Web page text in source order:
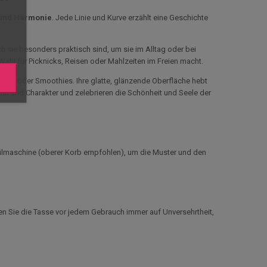
Harmonie . Jede Linie und Kurve erzählt eine Geschichte
sie besonders praktisch sind, um sie im Alltag oder bei
für Picknicks, Reisen oder Mahlzeiten im Freien macht.
oder Smoothies. Ihre glatte, glänzende Oberfläche hebt
und Charakter und zelebrieren die Schönheit und Seele der
(oberer Korb empfohlen), um die Muster und den
die Tasse vor jedem Gebrauch immer auf Unversehrtheit,